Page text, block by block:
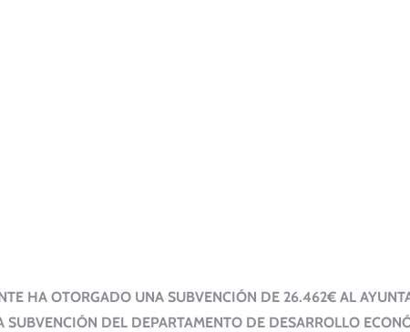
HA OTORGADO UNA SUBVENCIÓN DE 26.462€ AL
SUBVENCIÓN DEL DEPARTAMENTO DE DESARROLLO